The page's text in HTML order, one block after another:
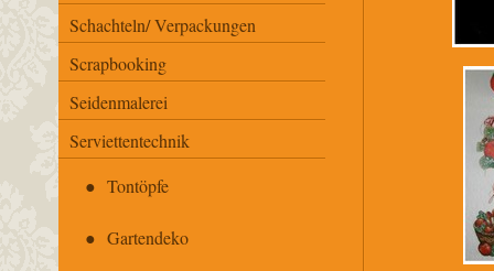
Schachteln/ Verpackungen
Scrapbooking
Seidenmalerei
Serviettentechnik
Tontöpfe
Gartendeko